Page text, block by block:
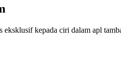
eksklusif kepada ciri dalam apl